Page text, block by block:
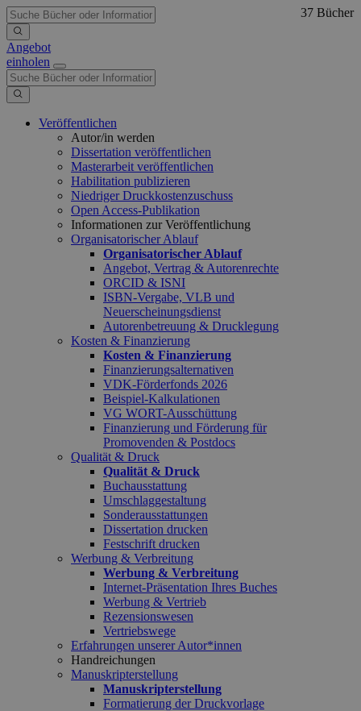
Angebot
einholen
Veröffentlichen
Autor/in werden
Dissertation veröffentlichen
Masterarbeit veröffentlichen
Habilitation publizieren
Niedriger Druckkostenzuschuss
Open Access-Publikation
Informationen zur Veröffentlichung
Organisatorischer Ablauf
Organisatorischer Ablauf
Angebot, Vertrag & Autorenrechte
ORCID & ISNI
ISBN-Vergabe, VLB und
Neuerscheinungsdienst
Autorenbetreuung & Drucklegung
Kosten & Finanzierung
Kosten & Finanzierung
Finanzierungsalternativen
VDK-Förderfonds 2026
Beispiel-Kalkulationen
VG WORT-Ausschüttung
Finanzierung und Förderung für
Promovenden & Postdocs
Qualität & Druck
Qualität & Druck
Buchausstattung
Umschlaggestaltung
Sonderausstattungen
Dissertation drucken
Festschrift drucken
Werbung & Verbreitung
Werbung & Verbreitung
Internet-Präsentation Ihres Buches
Werbung & Vertrieb
Rezensionswesen
Vertriebswege
Erfahrungen unserer Autor*innen
Handreichungen
Manuskripterstellung
Manuskripterstellung
Formatierung der Druckvorlage
37 Bücher